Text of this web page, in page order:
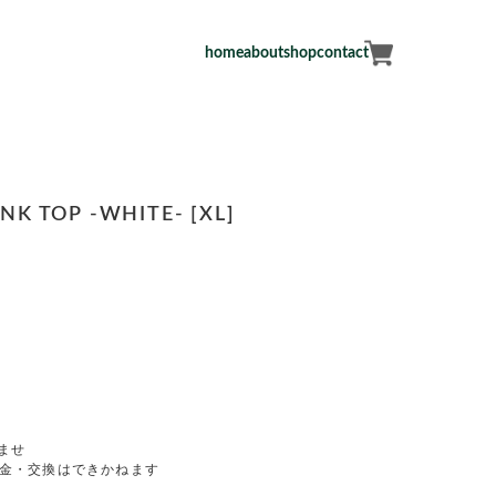
homeaboutshopcontact
TOP -WHITE- [XL]
せ
・交換はできかねます